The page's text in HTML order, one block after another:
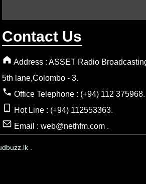
Contact Us
Address : ASSET Radio
5th lane,Colombo - 3.
Office Telephone : (+94) 112 375968.
Hot Line : (+94) 112553363.
Email : web@nethfm.com .
.